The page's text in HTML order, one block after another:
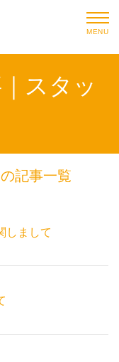
MENU
スタッ
記事一覧
しまして